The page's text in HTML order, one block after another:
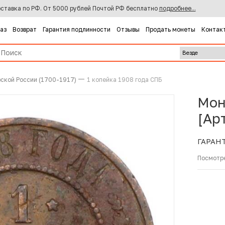
по РФ. От 5000 рублей Почтой РФ бесплатно подробнее...
Возврат Гарантия подлинности Отзывы Продать монеты
России (1700-1917) 1 копейка 1908 года СПБ